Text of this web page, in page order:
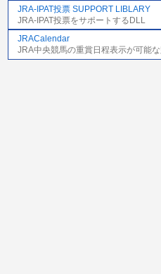
JRA-IPAT投票 SUPPORT LIBLARY
JRA-IPAT投票をサポートするDLL
JRACalendar
JRA中央競馬の重賞日程表示が可能